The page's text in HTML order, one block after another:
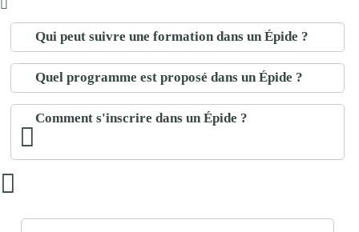
Qui peut suivre une formation dans un Épide ?
Quel programme est proposé dans un Épide ?
Comment s'inscrire dans un Épide ?